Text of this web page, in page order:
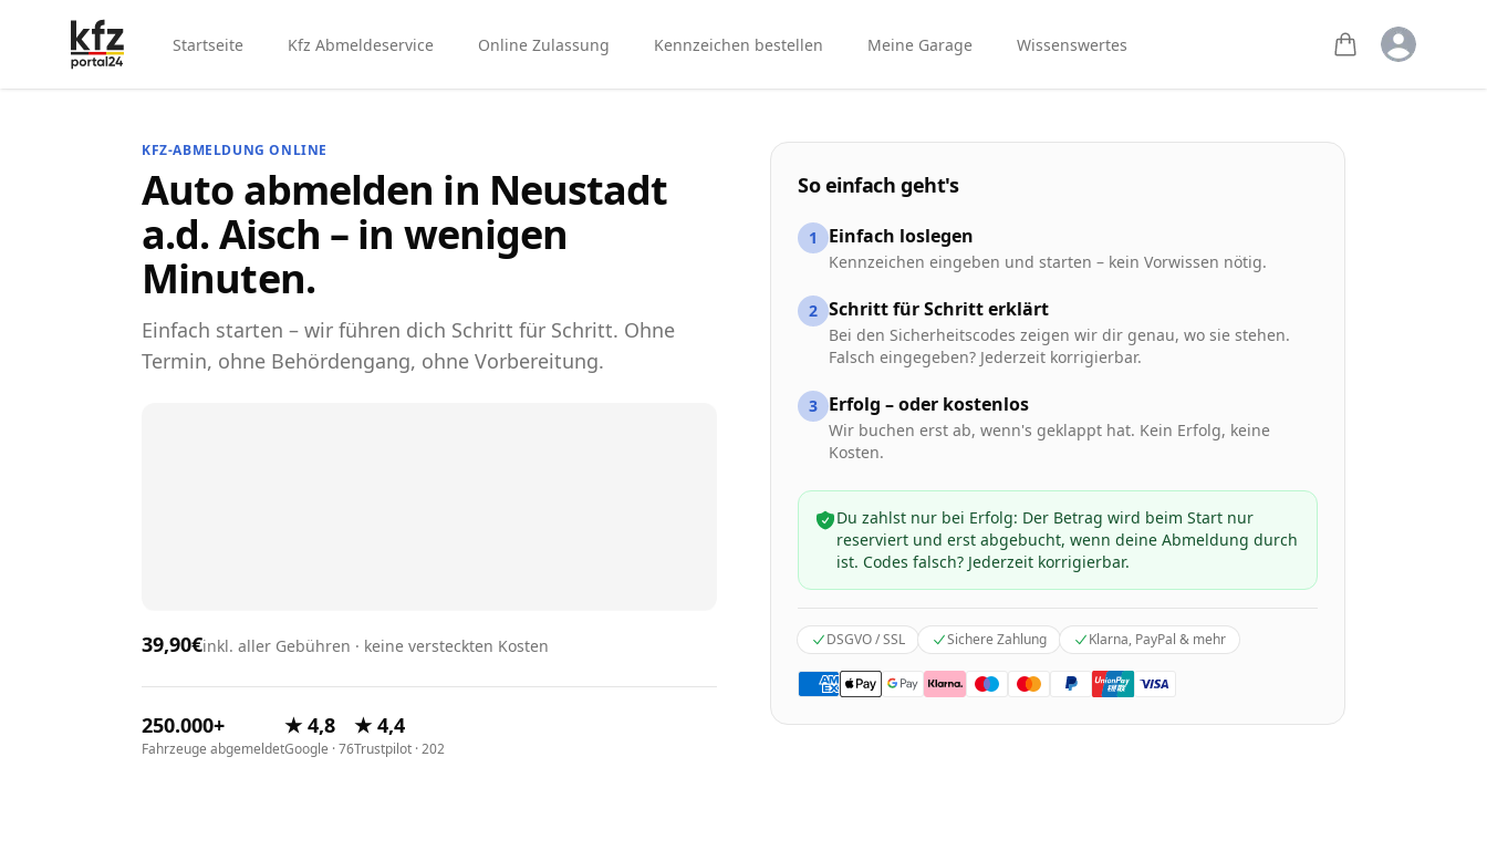
Startseite Kfz Abmeldeservice Online Zulassung Kennzeichen bestellen Meine Garage Wissenswertes Open user
KFZ-ABMELDUNG ONLINE
Auto abmelden in Neustadt
a.d. Aisch – in wenigen
Minuten.
Einfach starten – wir führen dich Schritt für Schritt. Ohne
Termin, ohne Behördengang, ohne Vorbereitung.
39,90€inkl. aller Gebühren · keine versteckten Kosten
250.000+
Fahrzeuge abgemeldet
★ 4,8
Google · 76
★ 4,4
Trustpilot · 202
So einfach geht's
1 Einfach loslegen
Kennzeichen eingeben und starten – kein Vorwissen nötig.
2 Schritt für Schritt erklärt
Bei den Sicherheitscodes zeigen wir dir genau, wo sie stehen.
Falsch eingegeben? Jederzeit korrigierbar.
3 Erfolg – oder kostenlos
Wir buchen erst ab, wenn's geklappt hat. Kein Erfolg, keine
Kosten.
Du zahlst nur bei Erfolg: Der Betrag wird beim Start nur
reserviert und erst abgebucht, wenn deine Abmeldung durch
ist. Codes falsch? Jederzeit korrigierbar.
DSGVO / SSL Sichere Zahlung Klarna, PayPal & mehr